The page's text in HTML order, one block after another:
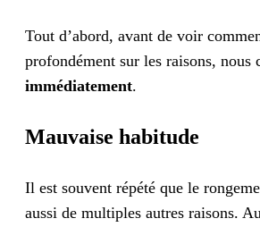
Tout d’abord, avant de voir
profondément sur les raisons,
immédiatement.
Mauvaise habitude
Il est souvent répété que le
aussi de multiples autres raisons.